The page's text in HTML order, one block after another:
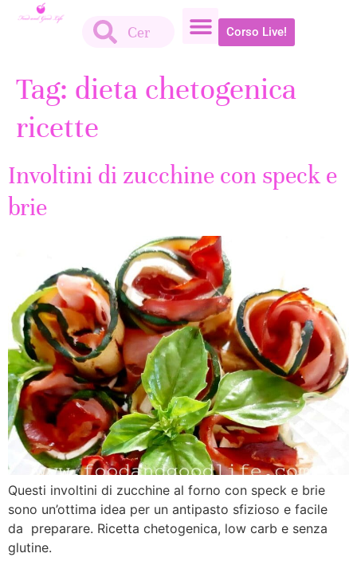
Corso Live!
Tag: dieta chetogenica
ricette
Involtini di zucchine con speck e
brie
Questi involtini di zucchine al forno con speck e brie
sono un’ottima idea per un antipasto sfizioso e facile
da preparare. Ricetta chetogenica, low carb e senza
glutine.